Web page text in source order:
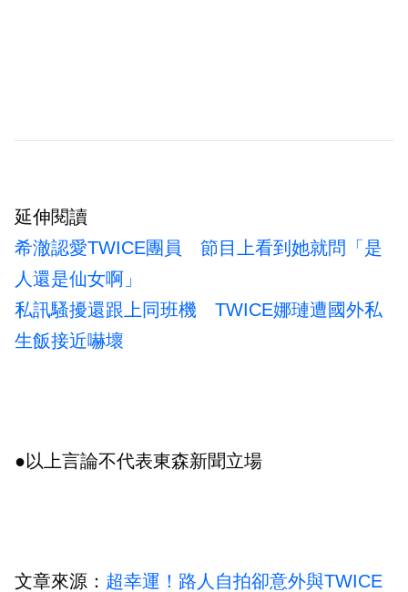
延伸閱讀
希澈認愛TWICE團員 節目上看到她就問「是
人還是仙女啊」
私訊騷擾還跟上同班機 TWICE娜璉遭國外私
生飯接近嚇壞
●以上言論不代表東森新聞立場
文章來源： 超幸運！路人自拍卻意外與TWICE